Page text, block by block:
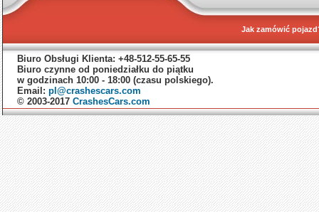
Jak zamówić
Biuro Obsługi Klienta: +48-512-55-65-55
Biuro czynne od poniedziałku do piątku
w godzinach 10:00 - 18:00 (czasu polskiego).
Email: pl@crashescars.com
© 2003-2017 CrashesCars.com